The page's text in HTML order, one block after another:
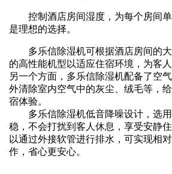
控制酒店房间湿度，为每个房间
是理想的选择。
多乐信除湿机可根据酒店房间的
的高性能机型以适应住宿环境，为客
另一个方面， 多乐信除湿机配备了空
外清除室内空气中的灰尘、绒毛等，
宿体验。
多乐信除湿机低音降噪设计，选
稳，不会打扰到客人休息，享受安静
以通过外接软管进行排水，可实现相
作，省心更安心。